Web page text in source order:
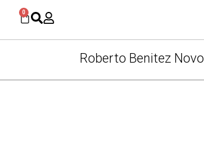
0
Roberto Benitez Novo